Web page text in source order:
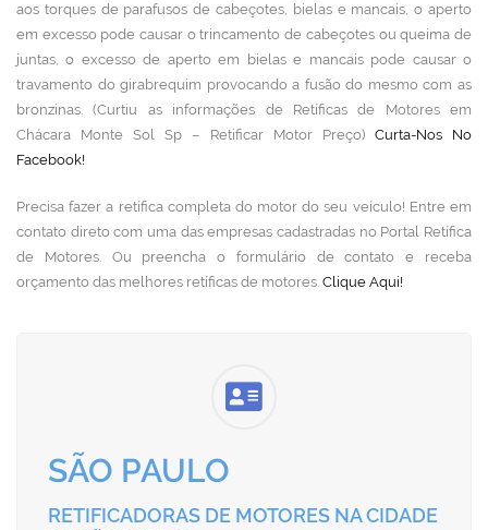
aos torques de parafusos de cabeçotes, bielas e mancais, o aperto
em excesso pode causar o trincamento de cabeçotes ou queima de
juntas, o excesso de aperto em bielas e mancais pode causar o
travamento do girabrequim provocando a fusão do mesmo com as
bronzinas. (Curtiu as informações de Retíficas de Motores em
Chácara Monte Sol Sp – Retificar Motor Preço) Curta-Nos No
Facebook!
Precisa fazer a retífica completa do motor do seu veículo! Entre em
contato direto com uma das empresas cadastradas no Portal Retífica
de Motores. Ou preencha o formulário de contato e receba
orçamento das melhores retíficas de motores. Clique Aqui!
SÃO PAULO
RETIFICADORAS DE MOTORES NA CIDADE